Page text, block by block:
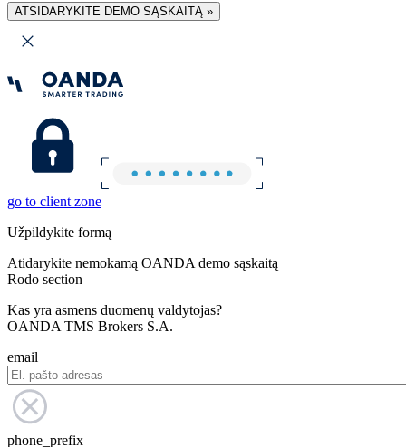
ATSIDARYKITE DEMO SĄSKAITĄ »
go to client zone
Užpildykite formą
Atidarykite nemokamą OANDA demo sąskaitą
Rodo section
Kas yra asmens duomenų valdytojas?
OANDA TMS Brokers S.A.
email
phone_prefix